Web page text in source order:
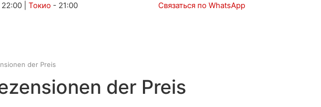
22:00 |Токио - 21:00
Связаться по WhatsApp
der Preis
der Preis